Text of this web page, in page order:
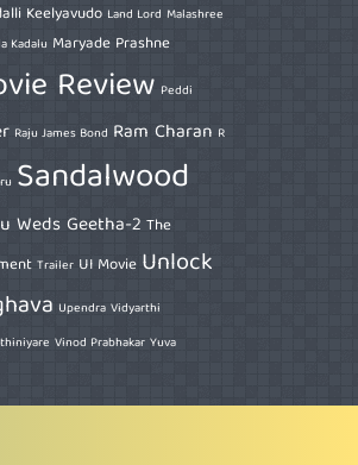
Keelyavudo Land Lord Malashree
Kadalu Maryade Prashne
Review Peddi
Raju James Bond Ram Charan R
Sandalwood
Weds Geetha-2 The
Trailer UI Movie Unlock
Upendra Vidyarthi
Vinod Prabhakar Yuva